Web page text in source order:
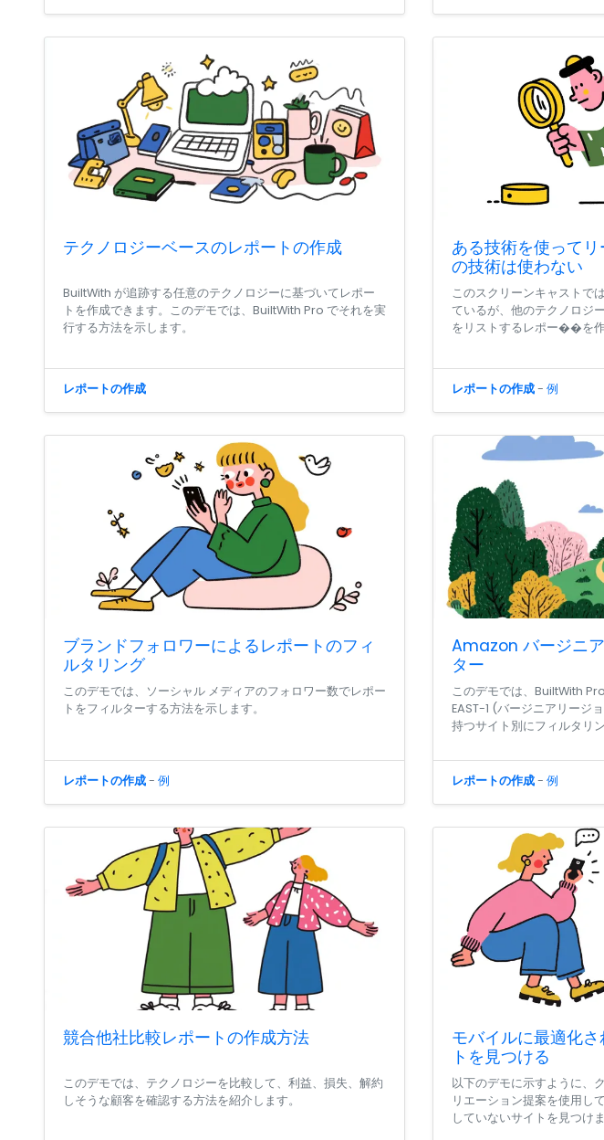
テクノロジーベースのレポートの作成
BuiltWith が追跡する任意のテクノロジーに基づいてレポー
トを作成できます。このデモでは、BuiltWith Pro でそれを実
行する方法を示します。
レポートの作成
ある技術を使って
の技術は使わない
このスクリーンキャストで
ているが、他のテクノロジ
をリストするレポー��を作
レポートの作成- 例
ブランドフォロワーによるレポートのフィ
ルタリング
このデモでは、ソーシャル メディアのフォロワー数でレポー
トをフィルターする方法を示します。
レポートの作成- 例
Amazon バージニア
ター
このデモでは、BuiltWith
EAST-1 (バージニアリージ
持つサイト別にフィルタリ
レポートの作成- 例
競合他社比較レポートの作成方法
このデモでは、テクノロジーを比較して、利益、損失、解約
しそうな顧客を確認する方法を紹介します。
モバイルに最適化
トを見つける
以下のデモに示すように、
リエーション提案を使用
していないサイトを見つけま